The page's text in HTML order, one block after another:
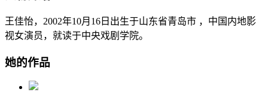
王佳怡，2002年10月16日出生于山东省青岛市 ，中国内地影
视女演员，就读于中央戏剧学院。
她的作品